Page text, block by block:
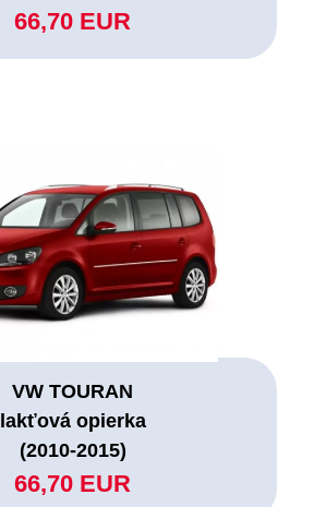
66,70 EUR
VW TOURAN
lakťová opierka
(2010-2015)
66,70 EUR